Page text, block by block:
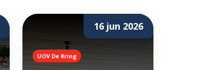
16 jun 2026
UOV De Kring